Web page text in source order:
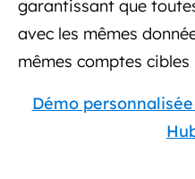
garantissant que
avec les mêmes
mêmes comptes
Démo